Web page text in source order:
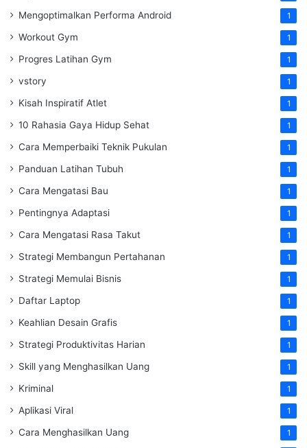
Mengoptimalkan Performa Android 1
Workout Gym 1
Progres Latihan Gym 1
vstory 1
Kisah Inspiratif Atlet 1
10 Rahasia Gaya Hidup Sehat 1
Cara Memperbaiki Teknik Pukulan 1
Panduan Latihan Tubuh 1
Cara Mengatasi Bau 1
Pentingnya Adaptasi 1
Cara Mengatasi Rasa Takut 1
Strategi Membangun Pertahanan 1
Strategi Memulai Bisnis 1
Daftar Laptop 1
Keahlian Desain Grafis 1
Strategi Produktivitas Harian 1
Skill yang Menghasilkan Uang 1
Kriminal 1
Aplikasi Viral 1
Cara Menghasilkan Uang 1